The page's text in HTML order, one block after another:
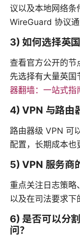
议以及本地网络条
WireGuard 协议通
3) 如何选择英
查看官方公开的
先选择有大量英国
器翻墙：一站式指
4) VPN 与路由
路由器级 VPN 可
配置，长期成本也
5) VPN 服务商
重点关注日志策略
以及在司法要求下
6) 是否可以分
问？